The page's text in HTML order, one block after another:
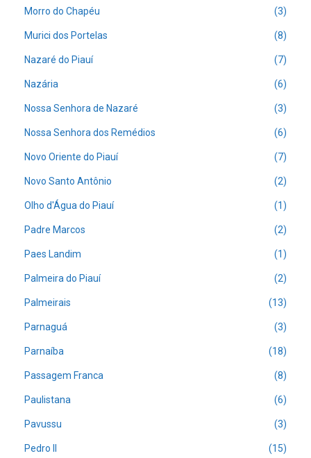
Morro do Chapéu (3)
Murici dos Portelas (8)
Nazaré do Piauí (7)
Nazária (6)
Nossa Senhora de Nazaré (3)
Nossa Senhora dos Remédios (6)
Novo Oriente do Piauí (7)
Novo Santo Antônio (2)
Olho d'Água do Piauí (1)
Padre Marcos (2)
Paes Landim (1)
Palmeira do Piauí (2)
Palmeirais (13)
Parnaguá (3)
Parnaíba (18)
Passagem Franca (8)
Paulistana (6)
Pavussu (3)
Pedro II (15)